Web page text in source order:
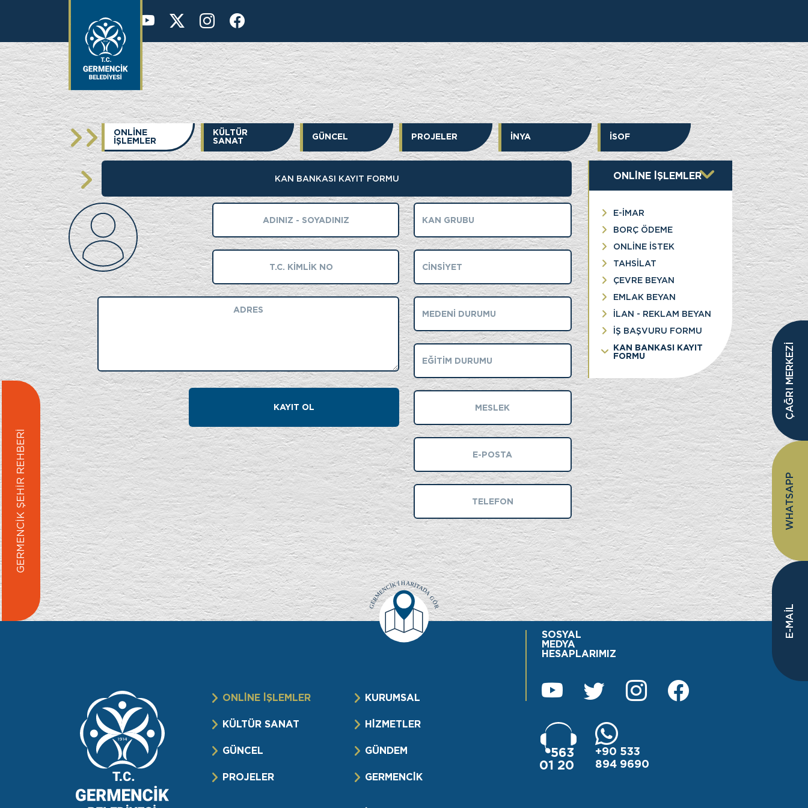
36 ° KURUMSAL
GERMENCİK ŞEHİR REHBERİ
E-MAİL
WHATSAPP
ÇAĞRI MERKEZİ
ONLİNE
İŞLEMLER
KÜLTÜR
SANAT
GÜNCEL PROJELER İNYA İSOF
KAN BANKASI KAYIT FORMU
KAYIT OL
ONLİNE İŞLEMLER
E-İMAR
BORÇ ÖDEME
ONLİNE İSTEK
TAHSİLAT
ÇEVRE BEYAN
EMLAK BEYAN
İLAN - REKLAM BEYAN
İŞ BAŞVURU FORMU
KAN BANKASI KAYIT
FORMU
ONLİNE İŞLEMLER
KÜLTÜR SANAT
GÜNCEL
PROJELER
KURUMSAL
HİZMETLER
GÜNDEM
GERMENCİK
SOSYAL
MEDYA
HESAPLARIMIZ
563
01 20
+90 533
894 9690